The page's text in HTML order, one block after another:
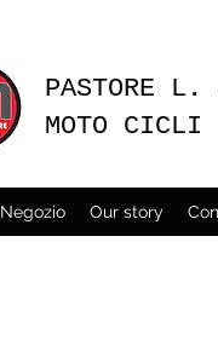
PASTORE
MOTO CICLI
Negozio Our story